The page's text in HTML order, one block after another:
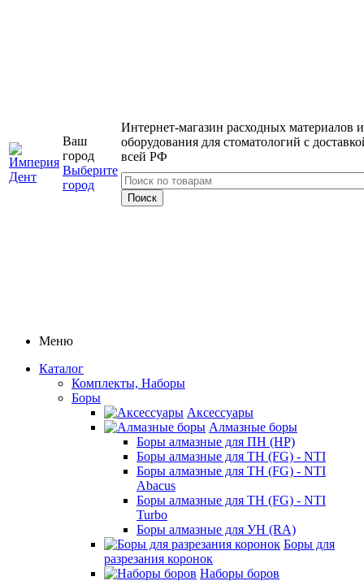
Ваш
город
Выберите
город
Интернет-магазин расходных материалов и
оборудования для стоматологий с
всей РФ
Меню
Каталог
Комплекты, Наборы
Боры
Аксессуары
Алмазные боры
Боры алмазные для ПН (HP)
Боры алмазные для ТН (FG) - NTI
Боры алмазные для ТН (FG) - NTI
Abacus
Боры алмазные для ТН (FG) - NTI
Turbo
Боры алмазные для УН (RA)
Боры для
разрезания коронок
Наборы боров